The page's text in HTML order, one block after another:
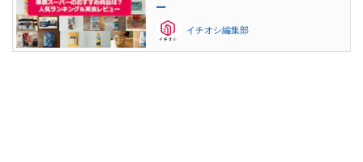
ー
イチオシ編集部